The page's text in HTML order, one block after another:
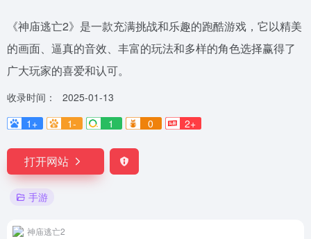
《神庙逃亡2》是一款充满挑战和乐趣的跑酷游戏，它以精美
的画面、逼真的音效、丰富的玩法和多样的角色选择赢得了
广大玩家的喜爱和认可。
收录时间：
2025-01-13
1+
1- 1 0 2+
打开网站
手游
神庙逃亡2